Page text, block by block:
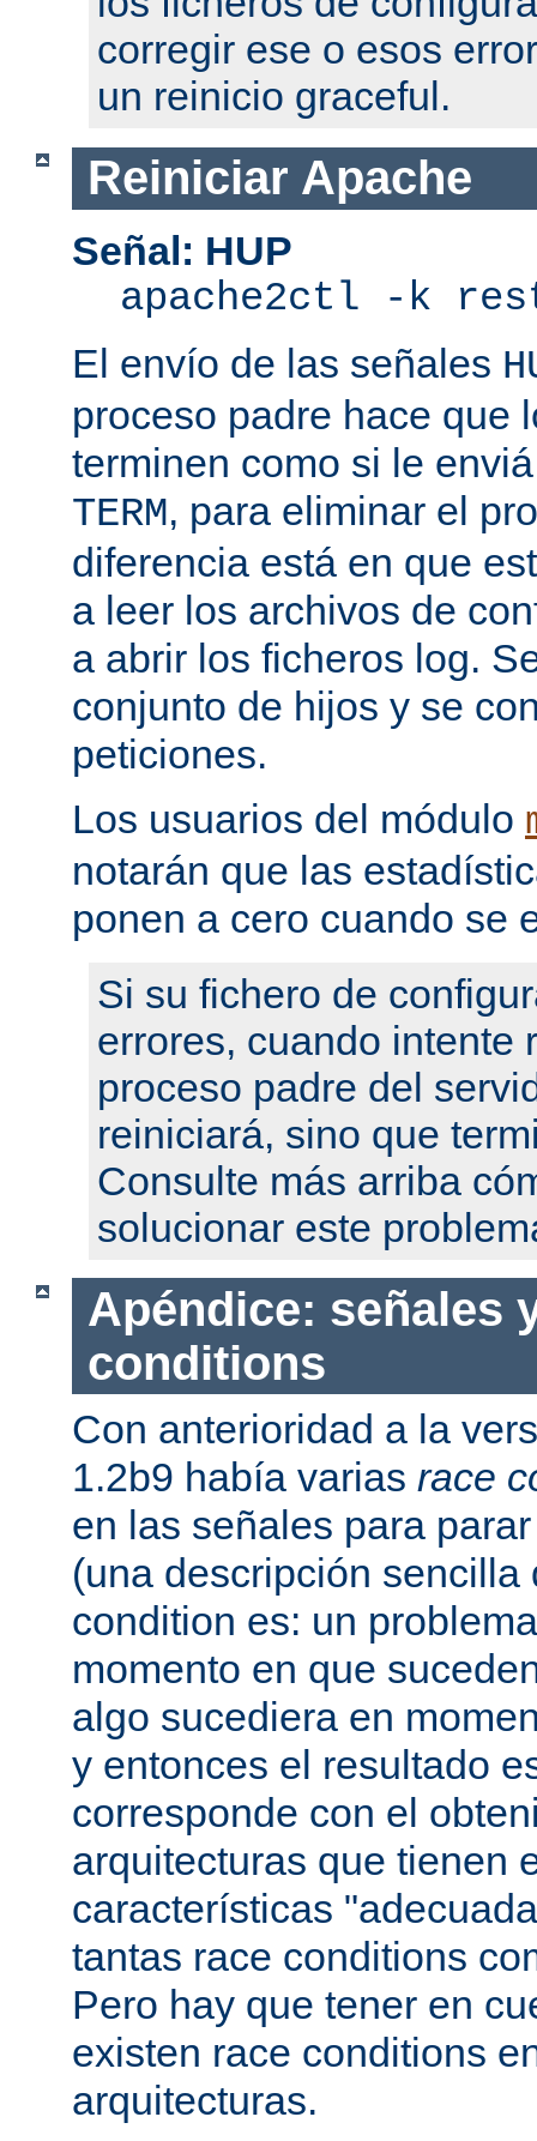
corregir ese o esos
un reinicio graceful.
Reiniciar Apache
Señal: HUP
apache2ctl -k
El envío de las señales
proceso padre hace que
terminen como si le
TERM, para eliminar el
diferencia está en que
a leer los archivos de
a abrir los ficheros log.
conjunto de hijos y se
peticiones.
Los usuarios del módulo
notarán que las
ponen a cero cuando se
Si su fichero de
errores, cuando intente
proceso padre del
reiniciará, sino que
Consulte más arriba
solucionar este
Apéndice: señales
conditions
Con anterioridad a la
1.2b9 había varias race
en las señales para
(una descripción sencilla
condition es: un
momento en que
algo sucediera en
y entonces el resultado
corresponde con el
arquitecturas que tienen
características
tantas race conditions
Pero hay que tener en
existen race conditions
arquitecturas.